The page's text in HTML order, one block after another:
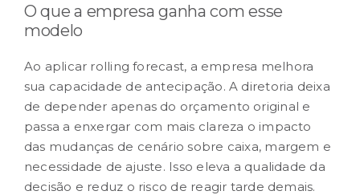
O que a empresa ganha com esse
modelo
Ao aplicar rolling forecast, a empresa melhora
sua capacidade de antecipação. A diretoria deixa
de depender apenas do orçamento original e
passa a enxergar com mais clareza o impacto
das mudanças de cenário sobre caixa, margem e
necessidade de ajuste. Isso eleva a qualidade da
decisão e reduz o risco de reagir tarde demais.